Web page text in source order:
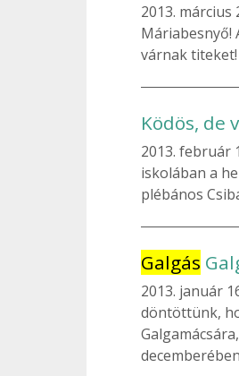
2013. március
Máriabesnyő!
várnak titeket!
Ködös, de
2013. február
iskolában a
plébános
Galgás
2013. január
döntöttünk,